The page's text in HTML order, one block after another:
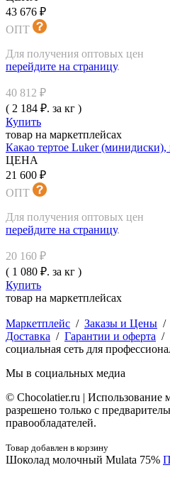
43 676 ₽
ОПТ
Для получения оптовых цен
перейдите на страницу.
40 812 ₽
( 2 184 ₽. за кг )
Купить
товар на маркетплейсах
Какао тертое Luker (минидиски),
ЦЕНА
21 600 ₽
ОПТ
Для получения оптовых цен
перейдите на страницу.
20 160 ₽
( 1 080 ₽. за кг )
Купить
товар на маркетплейсах
Маркетплейс / Заказы и Цены /
Доставка / Гарантии и оферта /
социальная сеть для
Мы в социальных медиа
© Сhocolatier.ru | Использование
разрешено только с
правообладателей.
Товар добавлен в корзину
Шоколад молочный Mulata 75%